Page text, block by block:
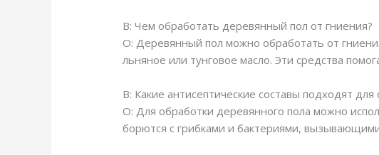
В: Чем обработать деревянный пол от гниения?
О: Деревянный пол можно обработать от
льняное или тунговое масло. Эти средства
В: Какие антисептические составы подходят
О: Для обработки деревянного пола можно
борются с грибками и бактериями,